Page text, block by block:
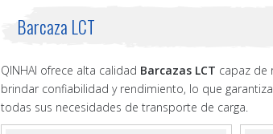
Barcaza LCT
QINHAI ofrece alta calidad Barcazas LCT capaz de
brindar confiabilidad y rendimiento, lo que
todas sus necesidades de transporte de carga.